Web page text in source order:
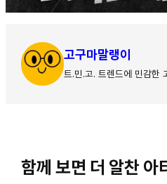
고구마말랭이
트.민.고. 트렌드에 민감한
함께 보면 더 알찬 아